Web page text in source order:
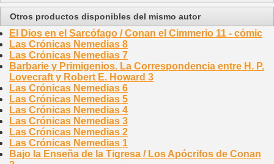
Otros productos disponibles del mismo autor
El Dios en el Sarcófago / Conan el Cimmerio 11 - cómic
Las Crónicas Nemedias 8
Las Crónicas Nemedias 7
Barbarie y Primigenios. La Correspondencia entre H. P.
Lovecraft y Robert E. Howard 3
Las Crónicas Nemedias 6
Las Crónicas Nemedias 5
Las Crónicas Nemedias 4
Las Crónicas Nemedias 3
Las Crónicas Nemedias 2
Las Crónicas Nemedias 1
Bajo la Enseña de la Tigresa / Los Apócrifos de Conan